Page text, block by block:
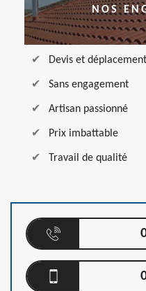
NOS
Devis et
Sans engagement
Artisan passionné
Prix imbattable
Travail de qualité